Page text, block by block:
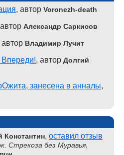
, автор Voronezh-death
Александр Саркисов
автор Владимир Лучит
, автор Долгий
занесена в анналы,
Константин, оставил отзыв
Стрекоза без Муравья,